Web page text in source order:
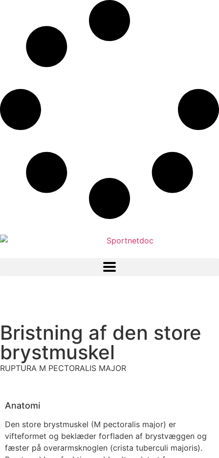
Bristning af den store
brystmuskel
RUPTURA M PECTORALIS MAJOR
Anatomi
Den store brystmuskel (M pectoralis major) er
vifteformet og beklæder forfladen af brystvæggen og
fæster på overarmsknoglen (crista tuberculi majoris).